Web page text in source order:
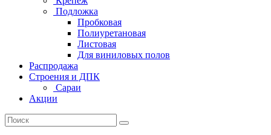
Подложка
Пробковая
Полиуретановая
Листовая
Для виниловых полов
Распродажа
Строения и ДПК
Сараи
Акции